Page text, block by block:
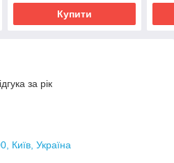
Купити
за рік
Київ, Україна